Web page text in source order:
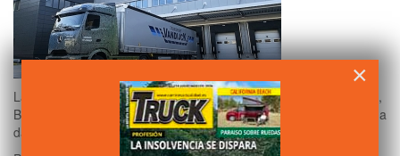
La empresa familiarVandijck Transport, con sede en Herentals,
Bélgica, y especializada en transporte nacional e internacional, ha
dado un paso firme hacia lamovilidad eléctrica
×